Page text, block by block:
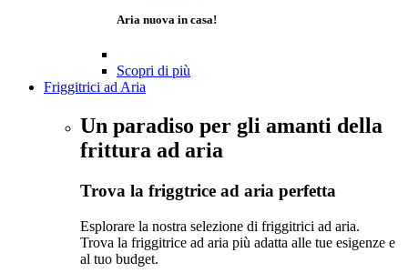
Aria nuova in casa!
Scopri di più
Friggitrici ad Aria
Un paradiso per gli amanti della
frittura ad aria
Trova la friggtrice ad aria perfetta
Esplorare la nostra selezione di friggitrici ad aria.
Trova la friggitrice ad aria più adatta alle tue esigenze e
al tuo budget.